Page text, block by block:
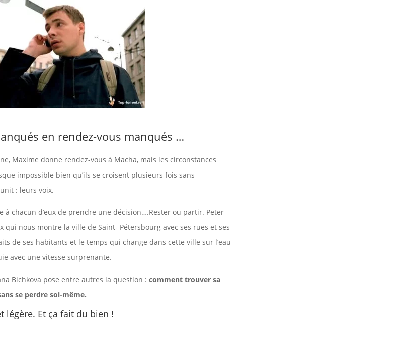
en rendez-vous manqués …
Maxime donne rendez-vous à Macha, mais les circonstances
impossible bien qu’ils se croisent plusieurs fois sans
: leurs voix.
à chacun d’eux de prendre une décision….Rester ou partir. Peter
qui nous montre la ville de Saint- Pétersbourg avec ses rues et ses
de ses habitants et le temps qui change dans cette ville sur l’eau
avec une vitesse surprenante.
Bichkova pose entre autres la question : comment trouver sa
se perdre soi-même.
légère. Et ça fait du bien !